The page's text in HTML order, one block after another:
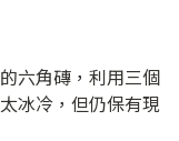
六角磚，利用三個
冰冷，但仍保有現